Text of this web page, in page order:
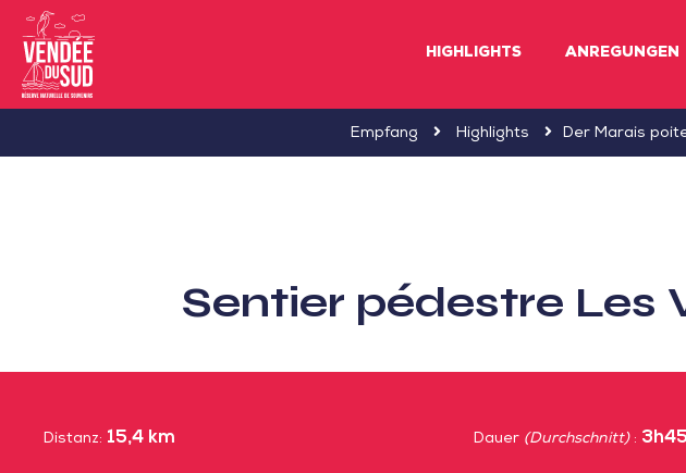
Sud
HIGHLIGHTS ANREGUNGEN
Empfang Highlights Der Marais
Sentier pédestre Les
Distanz: 15,4 km Dauer (Durchschnitt): 3h45